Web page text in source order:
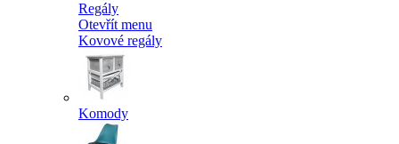
Regály
Otevřít menu
Kovové regály
Komody